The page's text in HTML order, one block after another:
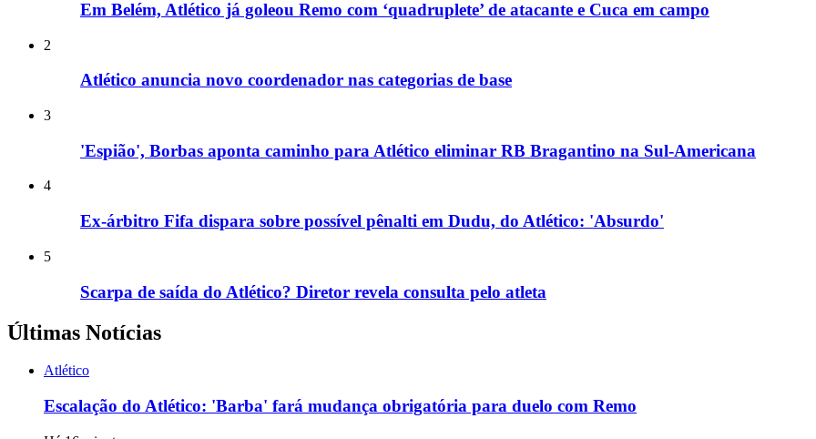
Em Belém, Atlético já goleou Remo com ‘quadruplete’ de atacante e Cuca em campo
2
Atlético anuncia novo coordenador nas categorias de base
3
'Espião', Borbas aponta caminho para Atlético eliminar RB Bragantino na Sul-Americana
4
Ex-árbitro Fifa dispara sobre possível pênalti em Dudu, do Atlético: 'Absurdo'
5
Scarpa de saída do Atlético? Diretor revela consulta pelo atleta
Últimas Notícias
Atlético
Escalação do Atlético: 'Barba' fará mudança obrigatória para duelo com Remo